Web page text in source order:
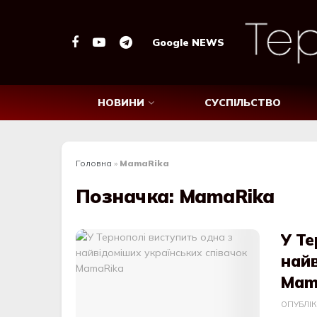
Google NEWS
НОВИНИ СУСПІЛЬСТВО
Головна » MamaRika
Позначка: MamaRika
У